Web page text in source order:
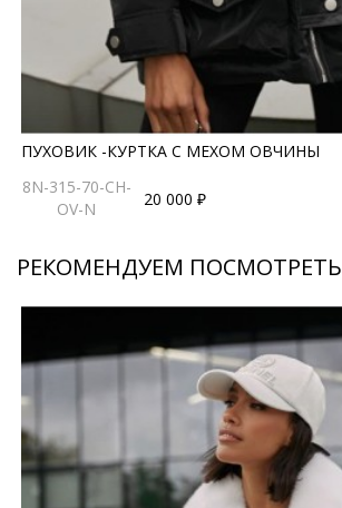
ПУХОВИК -КУРТКА С МЕХОМ ОВЧИНЫ
8N-315-70-CH-
OV-N
20 000 ₽
РЕКОМЕНДУЕМ ПОСМОТРЕТЬ